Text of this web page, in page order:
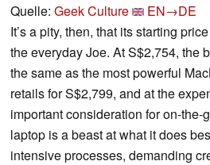
Quelle: Geek Culture
EN→DE
It’s a pity, then, that its starting
the everyday Joe. At S$2,754, the
the same as the most powerful
retails for S$2,799, and at the
important consideration for on-the-
laptop is a beast at what it does
intensive processes, demanding